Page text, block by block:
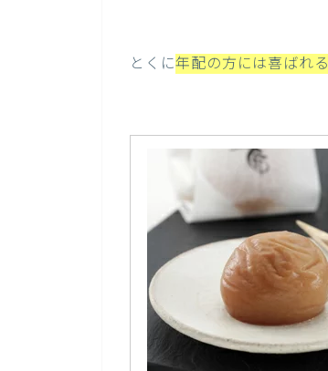
とくに年配の方には喜ばれる